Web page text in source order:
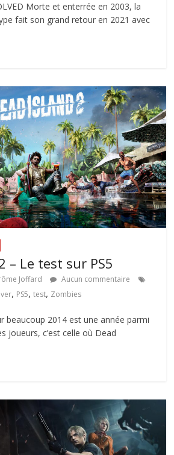
Morte et enterrée en 2003, la
fait son grand retour en 2021 avec
– Le test sur PS5
Joffard
Aucun commentaire
, PS5,test, Zombies
beaucoup 2014 est une année parmi
joueurs, c’est celle où Dead